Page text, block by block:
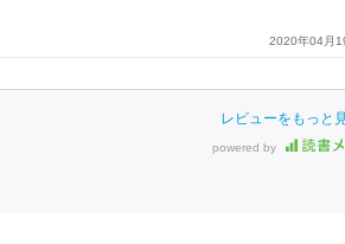
2020年04月
レビューをもっと
powered by